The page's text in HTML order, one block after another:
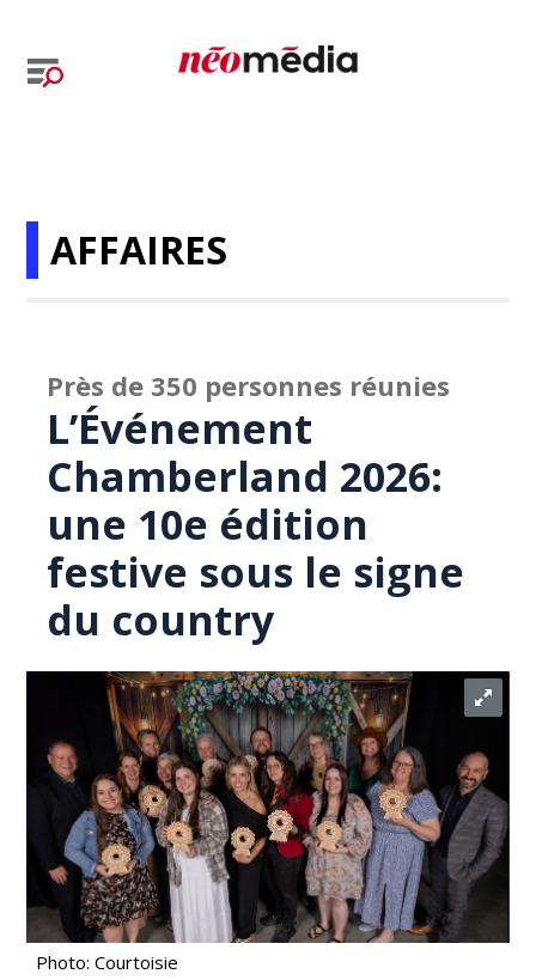
AFFAIRES
Près de 350 personnes réunies
L’Événement
Chamberland 2026:
une 10e édition
festive sous le signe
du country
Photo: Courtoisie